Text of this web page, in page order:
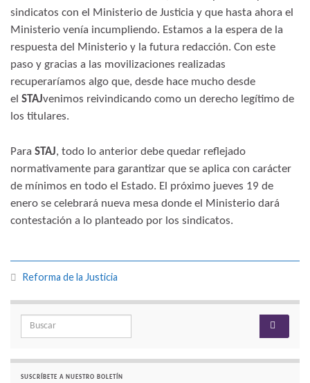
sindicatos con el Ministerio de Justicia y que hasta ahora el
Ministerio venía incumpliendo. Estamos a la espera de la
respuesta del Ministerio y la futura redacción. Con este
paso y gracias a las movilizaciones realizadas
recuperaríamos algo que, desde hace mucho desde
el STAJvenimos reivindicando como un derecho legítimo de
los titulares.
Para STAJ, todo lo anterior debe quedar reflejado
normativamente para garantizar que se aplica con carácter
de mínimos en todo el Estado. El próximo jueves 19 de
enero se celebrará nueva mesa donde el Ministerio dará
contestación a lo planteado por los sindicatos.
Reforma de la Justicia
Search for:
SUSCRÍBETE A NUESTRO BOLETÍN